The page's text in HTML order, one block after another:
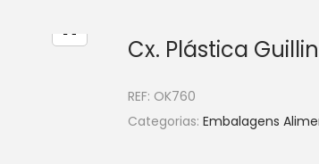
Cx. Plástica
REF: OK760
Categorias: Embalagens